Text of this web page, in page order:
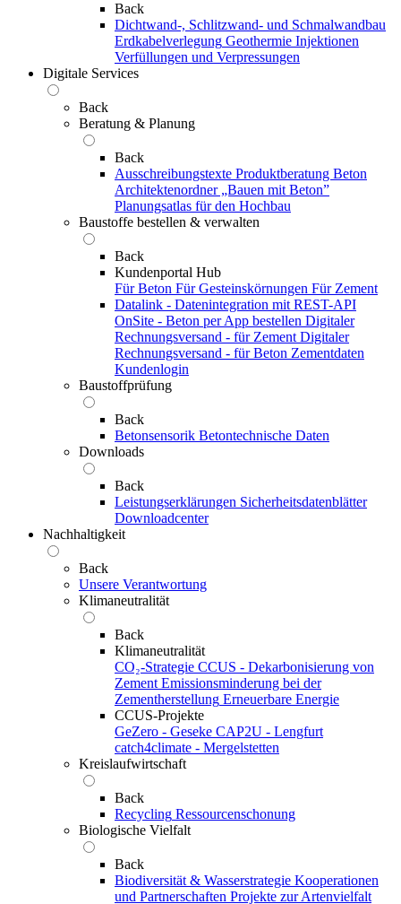
Back
Dichtwand-, Schlitzwand- und Schmalwandbau
Erdkabelverlegung Geothermie Injektionen
Verfüllungen und Verpressungen
Digitale Services
Back
Beratung & Planung
Back
Ausschreibungstexte Produktberatung Beton
Architektenordner „Bauen mit Beton”
Planungsatlas für den Hochbau
Baustoffe bestellen & verwalten
Back
Kundenportal Hub
Für Beton Für Gesteinskörnungen Für Zement
Datalink - Datenintegration mit REST-API
OnSite - Beton per App bestellen Digitaler
Rechnungsversand - für Zement Digitaler
Rechnungsversand - für Beton Zementdaten
Kundenlogin
Baustoffprüfung
Back
Betonsensorik Betontechnische Daten
Downloads
Back
Leistungserklärungen Sicherheitsdatenblätter
Downloadcenter
Nachhaltigkeit
Back
Unsere Verantwortung
Klimaneutralität
Back
Klimaneutralität
CO₂-Strategie CCUS - Dekarbonisierung von
Zement Emissionsminderung bei der
Zementherstellung Erneuerbare Energie
CCUS-Projekte
GeZero - Geseke CAP2U - Lengfurt
catch4climate - Mergelstetten
Kreislaufwirtschaft
Back
Recycling Ressourcenschonung
Biologische Vielfalt
Back
Biodiversität & Wasserstrategie Kooperationen
und Partnerschaften Projekte zur Artenvielfalt